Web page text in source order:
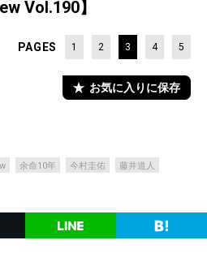
Vol.190】
PAGES 1 2 3 4 5
お気に入りに保存
余命10年 今村圭佑
藤井道人